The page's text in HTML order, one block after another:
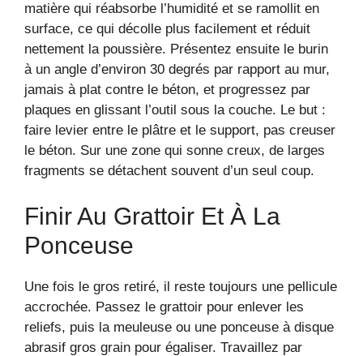
matière qui réabsorbe l’humidité et se ramollit en
surface, ce qui décolle plus facilement et réduit
nettement la poussière. Présentez ensuite le burin
à un angle d’environ 30 degrés par rapport au mur,
jamais à plat contre le béton, et progressez par
plaques en glissant l’outil sous la couche. Le but :
faire levier entre le plâtre et le support, pas creuser
le béton. Sur une zone qui sonne creux, de larges
fragments se détachent souvent d’un seul coup.
Finir Au Grattoir Et À La
Ponceuse
Une fois le gros retiré, il reste toujours une pellicule
accrochée. Passez le grattoir pour enlever les
reliefs, puis la meuleuse ou une ponceuse à disque
abrasif gros grain pour égaliser. Travaillez par